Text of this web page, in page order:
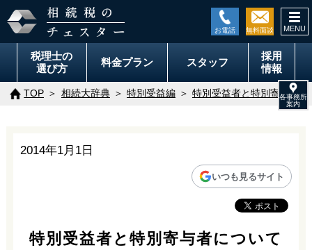
税理士の
選び方
料金プラン スタッフ
採用
情報
TOP 相続大辞典 特別受益編 特別受益者と特別寄与者に
2014年1月1日
いつも見るサイト
特別受益者と特別寄与者について